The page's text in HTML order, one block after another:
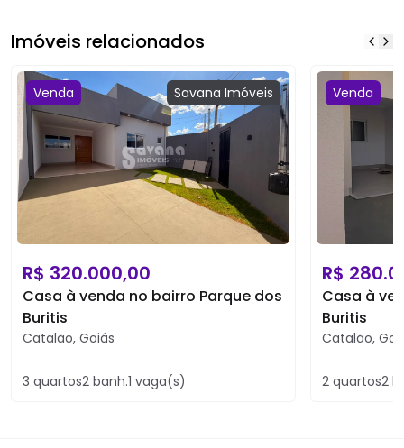
Venda Savana Imóveis
R$ 320.000,00
Casa à venda no bairro Parque dos
Buritis
Catalão, Goiás
3 quartos2 banh.1 vaga(s)
Venda
R$
Casa à
Buritis
Catalão,
2 quartos2
Imóveis relacionados